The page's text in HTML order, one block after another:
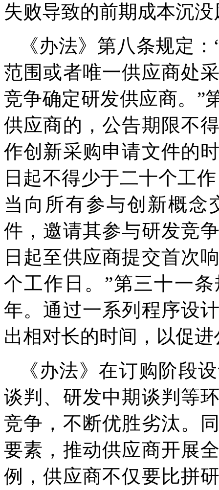
失败导致的前期成本沉没
《办法》第八条规定
范围或者唯一供应商处
竞争确定研发供应商。”
供应商的，公告期限不
作创新采购申请文件的
日起不得少于二十个工
当向所有参与创新概念
件，邀请其参与研发竞
日起至供应商提交首次
个工作日。”第三十一
年。通过一系列程序设
出相对长的时间，以促
《办法》在订购阶段
谈判、研发中期谈判等
竞争，不断优胜劣汰。
要素，推动供应商开展
例，供应商不仅要比拼